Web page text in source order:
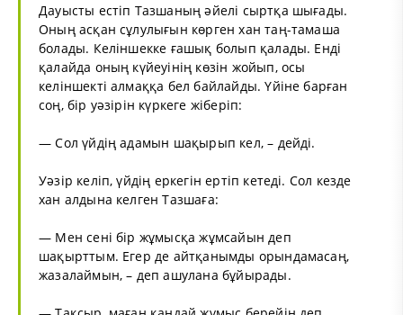
Дауысты естіп Тазшаның әйелі сыртқа шығады.
Оның асқан сұлулығын көрген хан таң-тамаша
болады. Келіншекке ғашық болып қалады. Енді
қалайда оның күйеуінің көзін жойып, осы
келіншекті алмаққа бел байлайды. Үйіне барған
соң, бір уәзірін күркеге жіберіп:
— Сол үйдің адамын шақырып кел, – дейді.
Уәзір келіп, үйдің еркегін ертіп кетеді. Сол кезде
хан алдына келген Тазшаға:
— Мен сені бір жұмысқа жұмсайын деп
шақырттым. Егер де айтқанымды орындамасаң,
жазалаймын, – деп ашулана бұйырады.